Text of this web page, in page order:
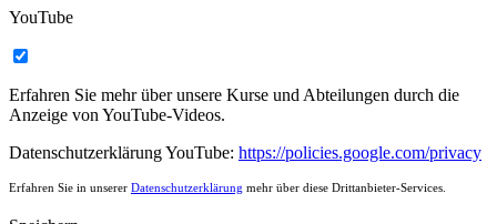
YouTube
Erfahren Sie mehr über unsere Kurse und Abteilungen durch die
Anzeige von YouTube-Videos.
Datenschutzerklärung YouTube: https://policies.google.com/privacy
Erfahren Sie in unserer Datenschutzerklärung mehr über diese Drittanbieter-Services.